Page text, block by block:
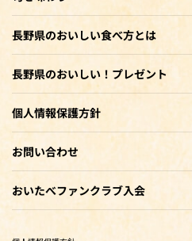
長野県のおいしい食べ方とは
長野県のおいしい！プレゼント
個人情報保護方針
お問い合わせ
おいたべファンクラブ入会